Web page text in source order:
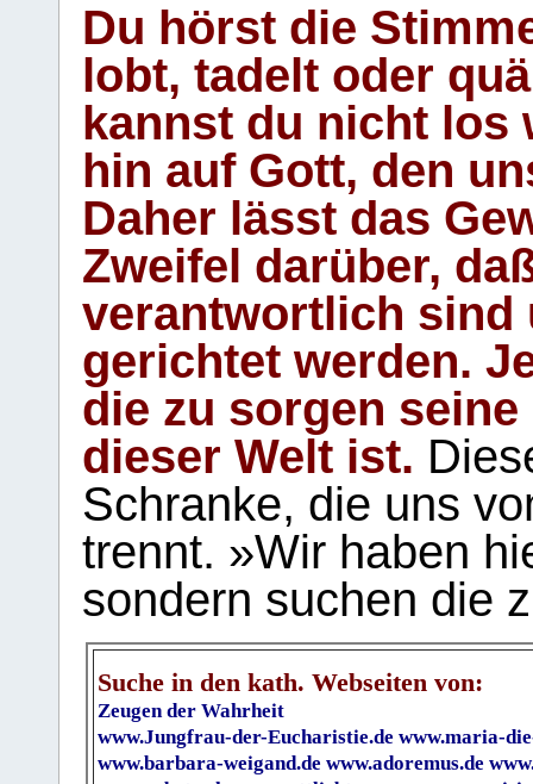
Du hörst die
lobt, tadelt oder
kannst du nicht los
hin auf Gott, den
Daher lässt das
Zweifel darüber,
verantwortlich sind
gerichtet werden.
die zu sorgen
dieser Welt ist.
Schranke, die uns
trennt. »Wir haben
sondern suchen die
Suche in den kath. Webseiten von:
Zeugen der Wahrheit
www.Jungfrau-der-Eucharistie.de www.maria-
www.barbara-weigand.de www.adoremus.de